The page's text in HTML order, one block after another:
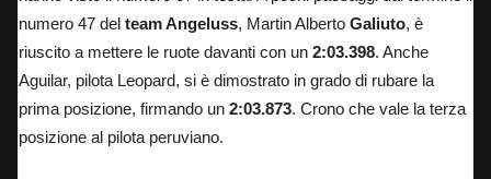
numero 47 del team Angeluss, Martin Alberto Galiuto, è
riuscito a mettere le ruote davanti con un 2:03.398. Anche
Aguilar, pilota Leopard, si è dimostrato in grado di rubare la
prima posizione, firmando un 2:03.873. Crono che vale la terza
posizione al pilota peruviano.